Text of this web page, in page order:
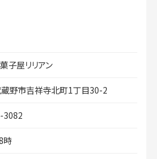
子屋リリアン
野市吉祥寺北町1丁目30-2
3082
時